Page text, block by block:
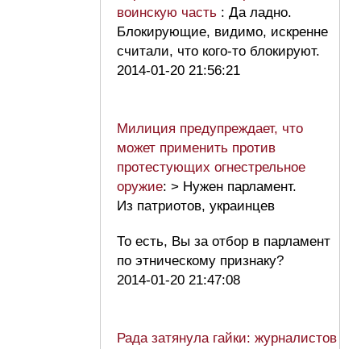
воинскую часть : Да ладно.
Блокирующие, видимо, искренне
считали, что кого-то блокируют.
2014-01-20 21:56:21
Милиция предупреждает, что
может применить против
протестующих огнестрельное
оружие: > Нужен парламент.
Из патриотов, украинцев
То есть, Вы за отбор в парламент
по этническому признаку?
2014-01-20 21:47:08
Рада затянула гайки: журналистов